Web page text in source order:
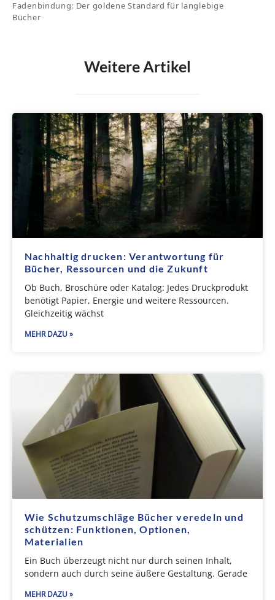
Fadenbindung: Der goldene Standard für langlebige
Bücher
Weitere Artikel
Nachhaltig drucken: Verantwortung für
Bücher, Ressourcen und die Zukunft
Ob Buch, Broschüre oder Katalog: Jedes Druckprodukt
benötigt Papier, Energie und weitere Ressourcen.
Gleichzeitig wächst
MEHR DAZU »
Wie Schutzumschläge Bücher veredeln und
schützen: Funktionen, Optionen,
Materialien
Ein Buch überzeugt nicht nur durch seinen Inhalt,
sondern auch durch seine äußere Gestaltung. Gerade
MEHR DAZU »